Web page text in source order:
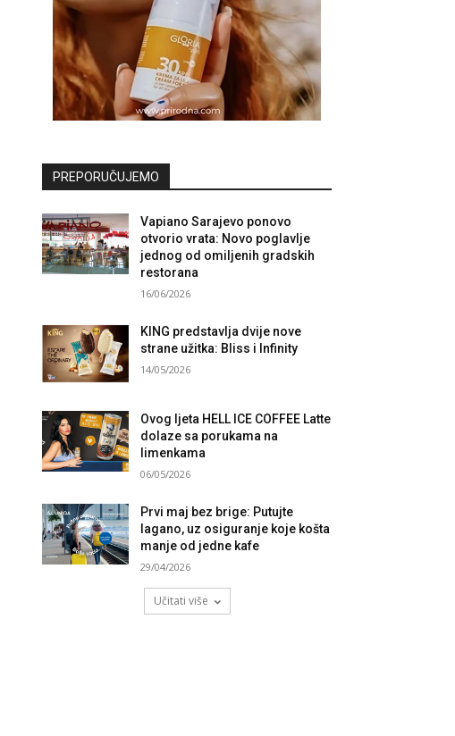
PREPORUČUJEMO
Vapiano Sarajevo ponovo
otvorio vrata: Novo poglavlje
jednog od omiljenih gradskih
restorana
16/06/2026
KING predstavlja dvije nove
strane užitka: Bliss i Infinity
14/05/2026
Ovog ljeta HELL ICE COFFEE Latte
dolaze sa porukama na
limenkama
06/05/2026
Prvi maj bez brige: Putujte
lagano, uz osiguranje koje košta
manje od jedne kafe
29/04/2026
Učitati više